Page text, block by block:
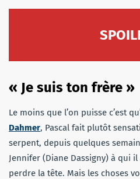
« Je suis ton frère »
Le moins que l’on puisse c’est
Dahmer, Pascal fait plutôt
serpent, depuis quelques
Jennifer (Diane Dassigny) à qui
perdre la tête. Mais les choses